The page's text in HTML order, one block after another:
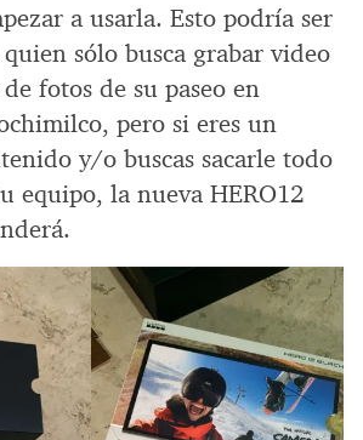
a usarla. Esto podría ser
sólo busca grabar video
fotos de su paseo en
pero si eres un
y/o buscas sacarle todo
equipo, la nueva HERO12